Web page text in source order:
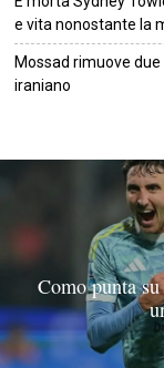
e vita nonostante la
Mossad rimuove
iraniano
Como punta